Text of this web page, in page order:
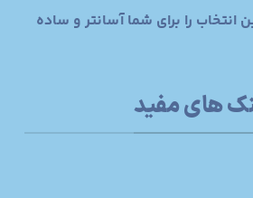
انتخاب را برای شما آسانتر و ساده
های مفید